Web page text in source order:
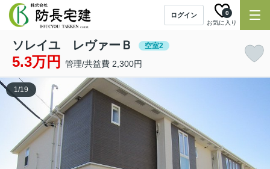
ログイン
お気に入り
0
ソレイユ レヴァーＢ 空室2
5.3万円 管理/共益費 2,300円
1/19